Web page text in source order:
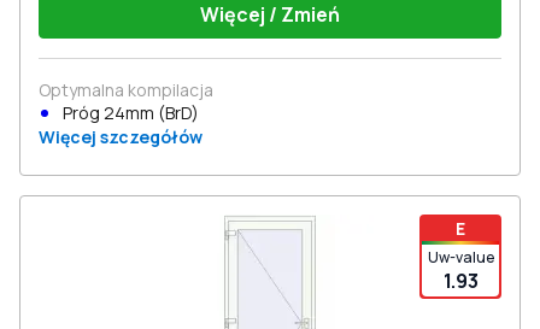
Więcej / Zmień
Optymalna kompilacja
Próg 24mm (BrD)
Więcej szczegółów
E
Uw-value
1.93